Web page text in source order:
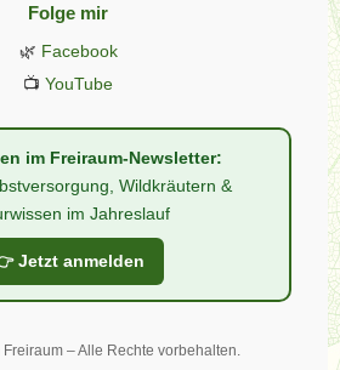
Folge mir
🌿 Facebook
📺 YouTube
im Freiraum-Newsletter:
Wildkräutern &
im Jahreslauf
Jetzt anmelden
– Alle Rechte vorbehalten.